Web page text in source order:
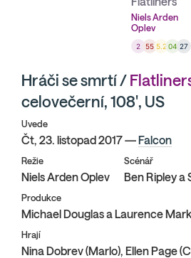
Niels Arden
Oplev
2 55 5.2 04 27
Hráči se smrtí /
celovečerní, 108', US
Uvede
Čt, 23. listopad 2017 —Falcon
Režie
Niels Arden Oplev
Scénář
Ben Ripley a
Produkce
Michael Douglas a Laurence Mark
Hrají
Nina Dobrev (Marlo), Ellen Page